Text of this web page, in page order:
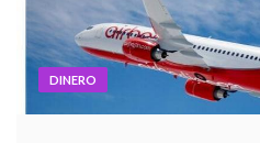
DINERO